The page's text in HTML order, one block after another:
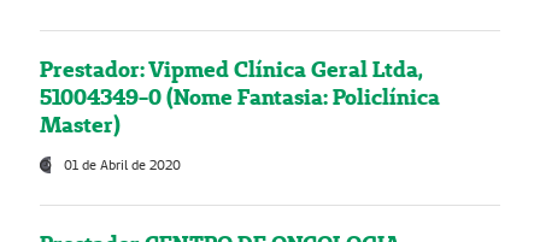
Prestador: Vipmed Clínica Geral Ltda,
51004349-0 (Nome Fantasia: Policlínica
Master)
01 de Abril de 2020